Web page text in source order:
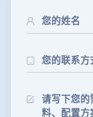
35分钟前 张
46分钟前 武
2分钟前 王先